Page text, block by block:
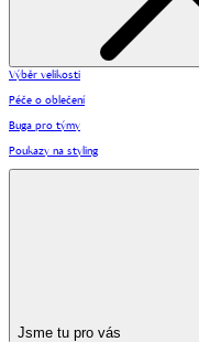
Výběr velikosti
Péče o oblečení
Buga pro týmy
Poukazy na styling
Jsme tu pro vás